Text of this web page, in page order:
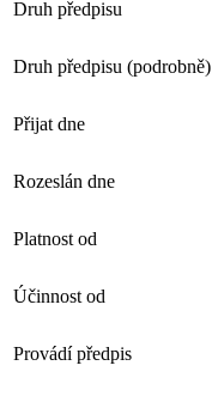
Druh předpisu
Druh předpisu (podrobně)
Přijat dne
Rozeslán dne
Platnost od
Účinnost od
Provádí předpis